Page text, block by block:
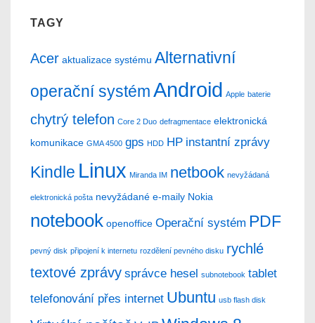
TAGY
Acer aktualizace systému Alternativní
operační systémAndroid Apple baterie
chytrý telefon Core 2 Duo defragmentace elektronická
komunikace GMA 4500 gps HDD HP instantní zprávy
Kindle Linux Miranda IM netbook nevyžádaná
elektronická pošta nevyžádané e-maily Nokia
notebook openoffice Operační systém PDF
pevný disk připojení k internetu rozdělení pevného disku rychlé
textové zprávy správce hesel subnotebook tablet
telefonování přes internet Ubuntu usb flash disk